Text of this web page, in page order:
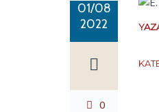
01/08
2022
0